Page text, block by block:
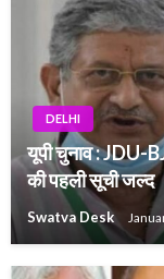
DELHI
यूपी चुनाव : JDU-
की पहली सूची जल्द
Swatva Desk